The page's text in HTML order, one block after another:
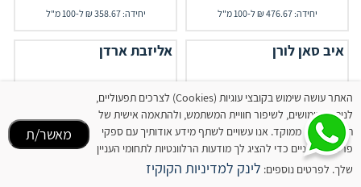
יחידה: 476.67 ₪ ל-100 מ"ל יחידה: 358.67 ₪ ל-100 מ"ל
איב סאן לורן אליזבת ארדן
האתר עושה שימוש בקובצי עוגיות (Cookies) לצרכים תפעוליים,
לניתוח שימושים, לשיפור חוויית המשתמש, ולהתאמה אישית של
תוכן ופרסום ממוקד. אנו עשויים לשתף מידע אודותיך עם ספקי
פרסום חיצוניים כדי להציג לך מודעות הרלוונטיות לתחומי העניין
שלך. לפרטים נוספים: לינק למדיניות הקוקיז
מאשר/ת